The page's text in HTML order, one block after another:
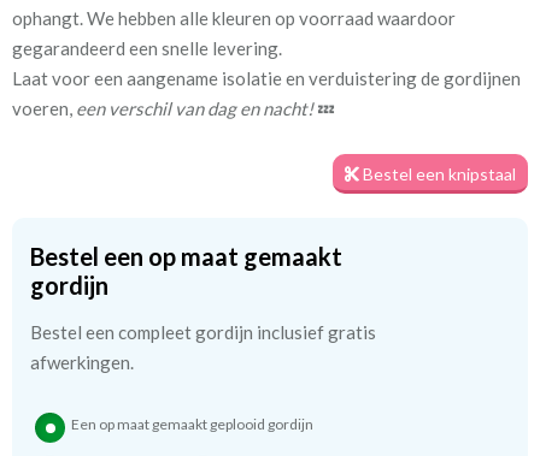
Meestal eerder, maar houd
rekening met
circa 1-2 weken
Materiaal: Katoen
eerst een knipstaaltje.
Zo weet u precies met welke kleur en kwaliteit uw gordijnen
worden gemaakt.
Tip:Laat voor aangename verduistering en isolatie de
ophangt. We hebben alle kleuren op voorraad waardoor
gegarandeerd een snelle levering.
Laat voor een aangename isolatie en verduistering de gordijnen
voeren, een verschil van dag en nacht!💤
Bestel een knipstaal
Bestel een op maat gemaakt
gordijn
Bestel een compleet gordijn inclusief gratis
afwerkingen.
Een op maat gemaakt geplooid gordijn